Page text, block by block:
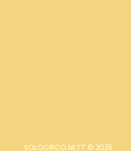
SOLOCIRCO.NETT © 2025